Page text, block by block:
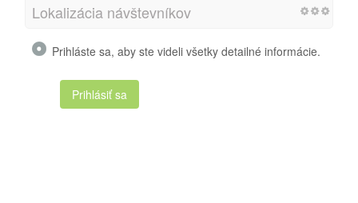
Lokalizácia návštevníkov
Prihláste sa, aby ste videli všetky detailné informácie.
Prihlásiť sa